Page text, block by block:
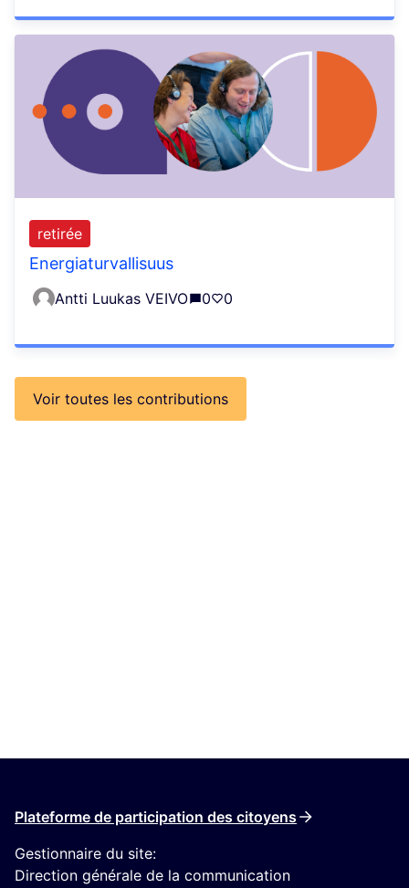
Energiaturvallisuus
retirée
Antti Luukas VEIVO 0 0
Voir toutes les contributions
Plateforme de participation des citoyens
Gestionnaire du site:
Direction générale de la communication